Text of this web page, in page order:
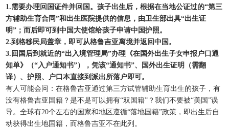
1.需要办理回国证件并回国。孩子出生后，根据在当地公证过的“第三
方辅助生育合同”和出生医院提供的信息，由卫生部出具“出生证
明”；而后即可到中国大使馆给孩子申请中国护照。
2.到格移民局盖章，即可从格鲁吉亚离境并返回中国。
3.回国后到就近的“出入境管理局”办理《在国外出生子女申报户口通
知单》（“入户通知书”），凭该“通知书”、国外出生证明（需翻
译）、护照、户口本直接到派出所落户即可。
有人可能会问：在格鲁吉亚通过第三方试管辅助生育出生的孩子，有
没有格鲁吉亚国籍？是不是可以拥有“双国籍”？我们不要被“美国”误
导。全球有20个左右的国家和地区遵循“落地国籍”政策，即出生后自
动获得出生地国籍，而格鲁吉亚不在此列。